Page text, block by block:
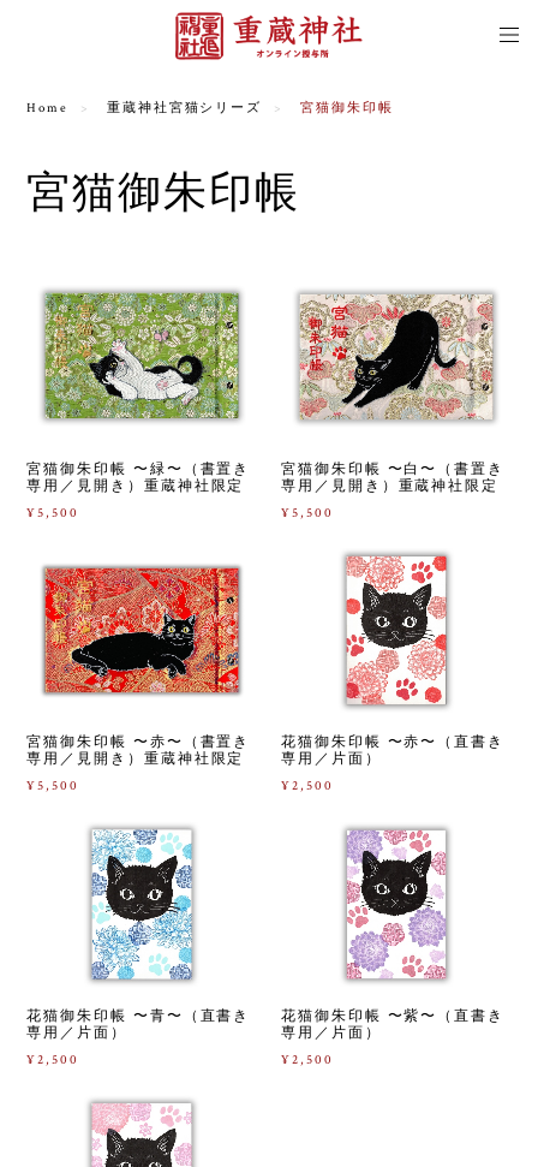
Home 重蔵神社宮猫シリーズ 宮猫御朱印帳
宮猫御朱印帳
宮猫御朱印帳 〜緑〜（書置き
専用／見開き）重蔵神社限定
¥5,500
宮猫御朱印帳 〜白〜（書置き
専用／見開き）重蔵神社限定
¥5,500
宮猫御朱印帳 〜赤〜（書置き
専用／見開き）重蔵神社限定
¥5,500
花猫御朱印帳 〜赤〜（直書き
専用／片面）
¥2,500
花猫御朱印帳 〜青〜（直書き
専用／片面）
¥2,500
花猫御朱印帳 〜紫〜（直書き
専用／片面）
¥2,500